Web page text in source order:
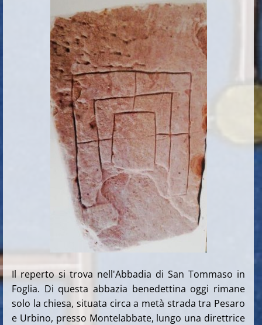
Il reperto si trova nell'Abbadia di San Tommaso in
Foglia. Di questa abbazia benedettina oggi rimane
solo la chiesa, situata circa a metà strada tra Pesaro
e Urbino, presso Montelabbate, lungo una direttrice